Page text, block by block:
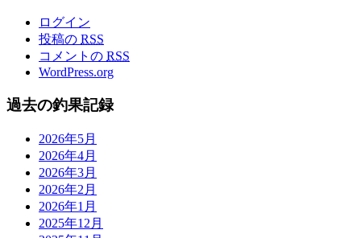
ログイン
投稿の RSS
コメントの RSS
WordPress.org
過去の釣果記録
2026年5月
2026年4月
2026年3月
2026年2月
2026年1月
2025年12月